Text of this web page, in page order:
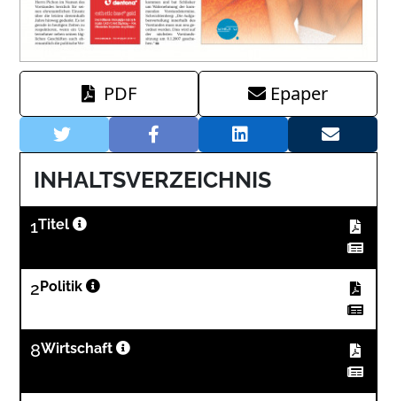
PDF Epaper
INHALTSVERZEICHNIS
1Titel
2 Politik
8Wirtschaft